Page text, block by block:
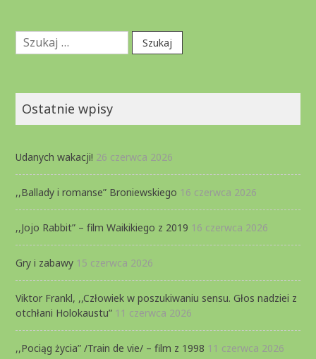
Szukaj:
Ostatnie wpisy
Udanych wakacji! 26 czerwca 2026
,,Ballady i romanse” Broniewskiego 16 czerwca 2026
,,Jojo Rabbit” – film Waikikiego z 2019 16 czerwca 2026
Gry i zabawy 15 czerwca 2026
Viktor Frankl, ,,Człowiek w poszukiwaniu sensu. Głos nadziei z
otchłani Holokaustu” 11 czerwca 2026
,,Pociąg życia” /Train de vie/ – film z 1998 11 czerwca 2026